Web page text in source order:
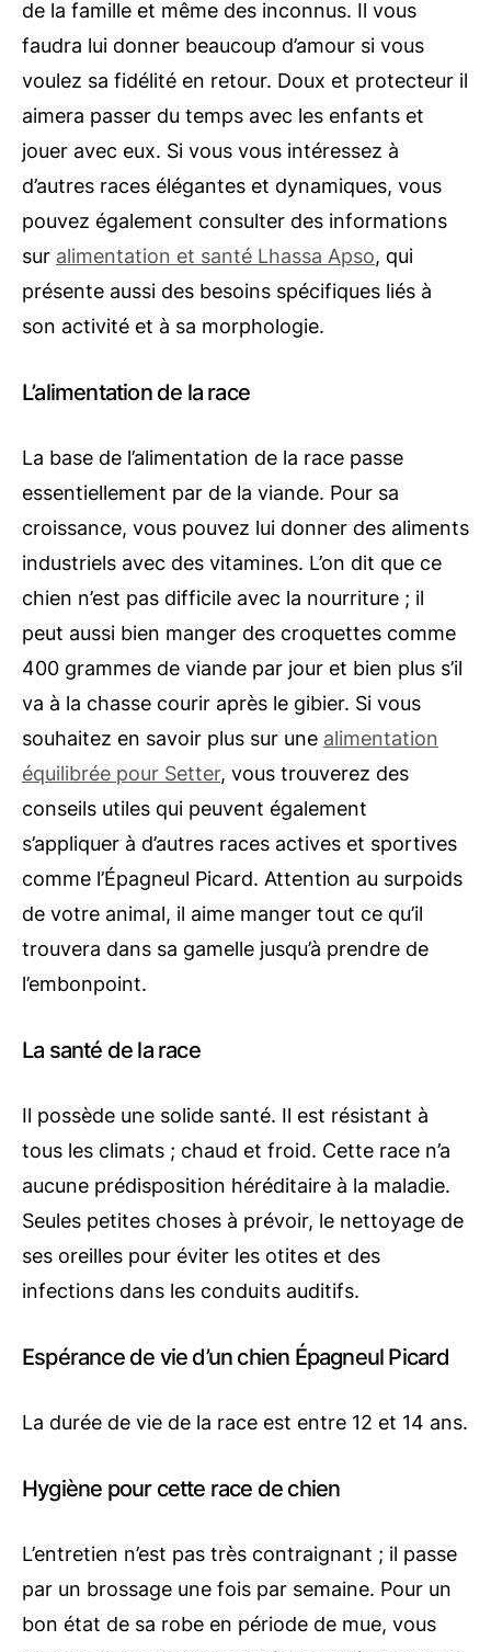
de la famille et même des inconnus. Il vous
faudra lui donner beaucoup d’amour si vous
voulez sa fidélité en retour. Doux et protecteur il
aimera passer du temps avec les enfants et
jouer avec eux. Si vous vous intéressez à
d’autres races élégantes et dynamiques, vous
pouvez également consulter des informations
sur alimentation et santé Lhassa Apso, qui
présente aussi des besoins spécifiques liés à
son activité et à sa morphologie.
L’alimentation de la race
La base de l’alimentation de la race passe
essentiellement par de la viande. Pour sa
croissance, vous pouvez lui donner des aliments
industriels avec des vitamines. L’on dit que ce
chien n’est pas difficile avec la nourriture ; il
peut aussi bien manger des croquettes comme
400 grammes de viande par jour et bien plus s’il
va à la chasse courir après le gibier. Si vous
souhaitez en savoir plus sur une alimentation
équilibrée pour Setter, vous trouverez des
conseils utiles qui peuvent également
s’appliquer à d’autres races actives et sportives
comme l’Épagneul Picard. Attention au surpoids
de votre animal, il aime manger tout ce qu’il
trouvera dans sa gamelle jusqu’à prendre de
l’embonpoint.
La santé de la race
Il possède une solide santé. Il est résistant à
tous les climats ; chaud et froid. Cette race n’a
aucune prédisposition héréditaire à la maladie.
Seules petites choses à prévoir, le nettoyage de
ses oreilles pour éviter les otites et des
infections dans les conduits auditifs.
Espérance de vie d’un chien Épagneul Picard
La durée de vie de la race est entre 12 et 14 ans.
Hygiène pour cette race de chien
L’entretien n’est pas très contraignant ; il passe
par un brossage une fois par semaine. Pour un
bon état de sa robe en période de mue, vous